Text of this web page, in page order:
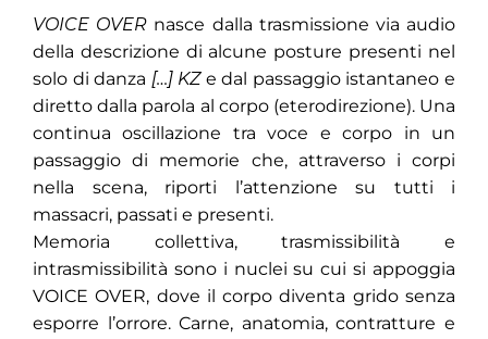
VOICE OVER nasce dalla trasmissione via audio
della descrizione di alcune posture presenti nel
solo di danza […] KZe dal passaggio istantaneo e
diretto dalla parola al corpo (eterodirezione). Una
continua oscillazione tra voce e corpo in un
passaggio di memorie che, attraverso i corpi
nella scena, riporti l’attenzione su tutti i
massacri, passati e presenti.
Memoria collettiva, trasmissibilità e
intrasmissibilità sono i nuclei su cui si appoggia
VOICE OVER, dove il corpo diventa grido senza
esporre l’orrore. Carne, anatomia, contratture e